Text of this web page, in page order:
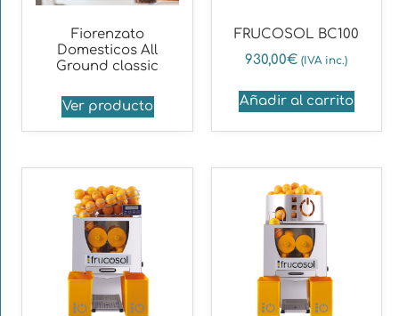
Fiorenzato
Domesticos All
Ground classic
Ver producto
FRUCOSOL BC100
930,00€ (IVA inc.)
Añadir al carrito